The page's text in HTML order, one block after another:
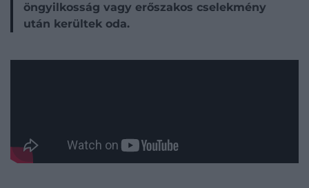
öngyilkosság vagy erőszakos cselekmény
után kerültek oda.